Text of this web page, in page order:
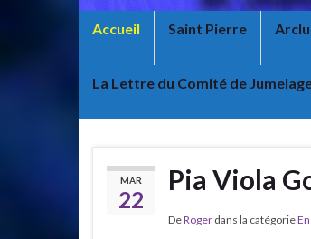
Accueil Saint Pierre
La Lettre du Comité de
MAR
22
Pia Viola
DeRoger dans la catégorie